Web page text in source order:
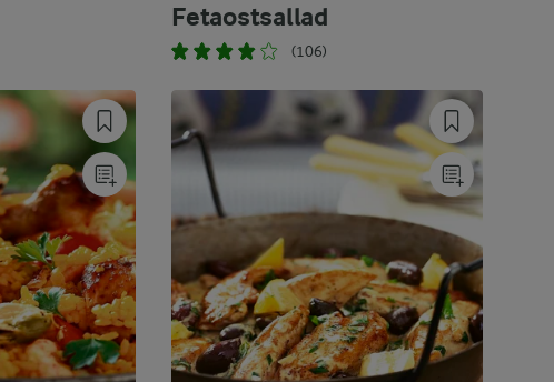
Fetaostsallad
(106)